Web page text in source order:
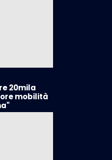
20mila
mobilità